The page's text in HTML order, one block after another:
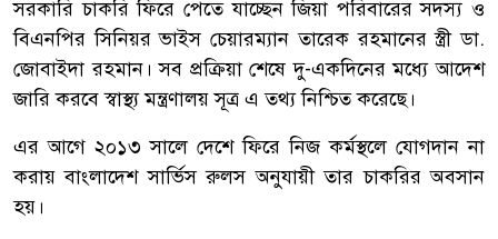
সরকারি চাকরি ফিরে পেতে যাচ্ছেন জিয়া পরিবারের সদস্য ও
বিএনপির সিনিয়র ভাইস চেয়ারম্যান তারেক রহমানের স্ত্রী ডা.
জোবাইদা রহমান। সব প্রক্রিয়া শেষে দু-একদিনের মধ্যে আদেশ
জারি করবে স্বাস্থ্য মন্ত্রণালয় সূত্র এ তথ্য নিশ্চিত করেছে।
এর আগে ২০১৩ সালে দেশে ফিরে নিজ কর্মস্থলে যোগদান না
করায় বাংলাদেশ সার্ভিস রুলস অনুযায়ী তার চাকরির অবসান
হয়।